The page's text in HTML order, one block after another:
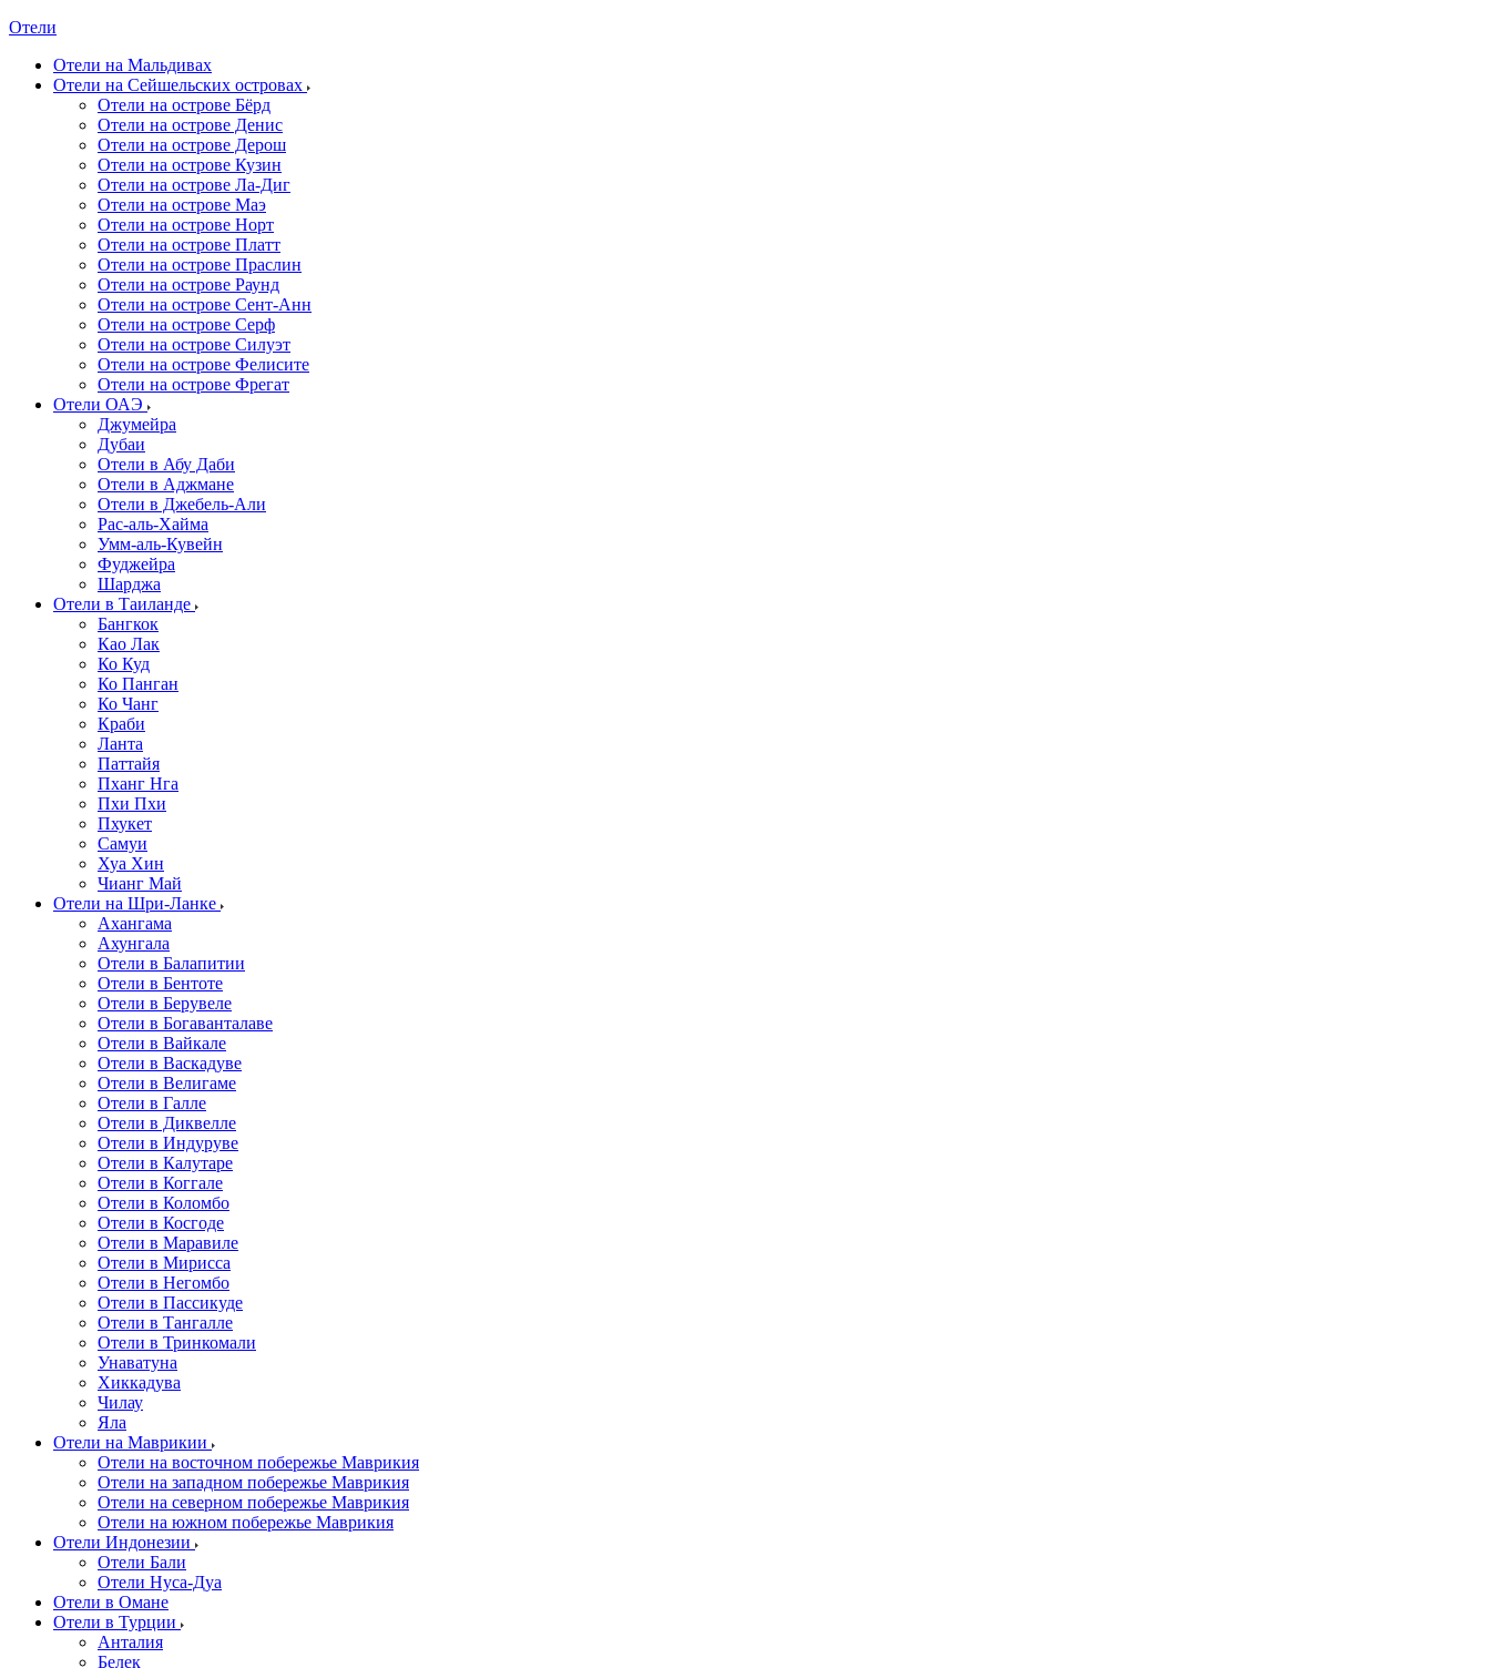
Отели
Отели на Мальдивах
Отели на Сейшельских островах
Отели на острове Бёрд
Отели на острове Денис
Отели на острове Дерош
Отели на острове Кузин
Отели на острове Ла-Диг
Отели на острове Маэ
Отели на острове Норт
Отели на острове Платт
Отели на острове Праслин
Отели на острове Раунд
Отели на острове Сент-Анн
Отели на острове Серф
Отели на острове Силуэт
Отели на острове Фелисите
Отели на острове Фрегат
Отели ОАЭ
Джумейра
Дубаи
Отели в Абу Даби
Отели в Аджмане
Отели в Джебель-Али
Рас-аль-Хайма
Умм-аль-Кувейн
Фуджейра
Шарджа
Отели в Таиланде
Бангкок
Као Лак
Ко Куд
Ко Панган
Ко Чанг
Краби
Ланта
Паттайя
Пханг Нга
Пхи Пхи
Пхукет
Самуи
Хуа Хин
Чианг Май
Отели на Шри-Ланке
Ахангама
Ахунгала
Отели в Балапитии
Отели в Бентоте
Отели в Берувеле
Отели в Богаванталаве
Отели в Вайкале
Отели в Васкадуве
Отели в Велигаме
Отели в Галле
Отели в Диквелле
Отели в Индуруве
Отели в Калутаре
Отели в Коггале
Отели в Коломбо
Отели в Косгоде
Отели в Маравиле
Отели в Мирисса
Отели в Негомбо
Отели в Пассикуде
Отели в Тангалле
Отели в Тринкомали
Унаватуна
Хиккадува
Чилау
Яла
Отели на Маврикии
Отели на восточном побережье Маврикия
Отели на западном побережье Маврикия
Отели на северном побережье Маврикия
Отели на южном побережье Маврикия
Отели Индонезии
Отели Бали
Отели Нуса-Дуа
Отели в Омане
Отели в Турции
Анталия
Белек